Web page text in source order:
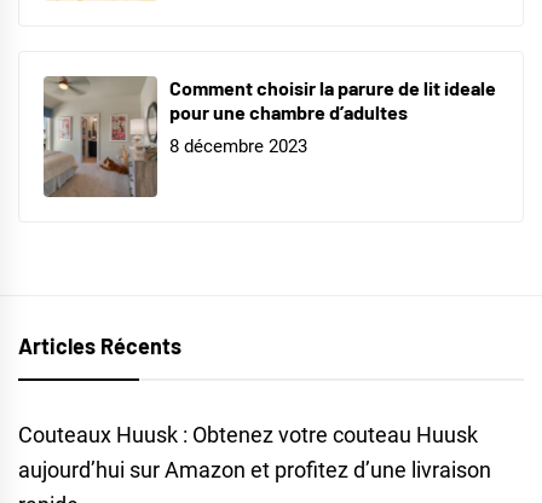
Comment choisir la parure de lit ideale
pour une chambre d’adultes
8 décembre 2023
Articles Récents
Couteaux Huusk : Obtenez votre couteau Huusk
aujourd’hui sur Amazon et profitez d’une livraison